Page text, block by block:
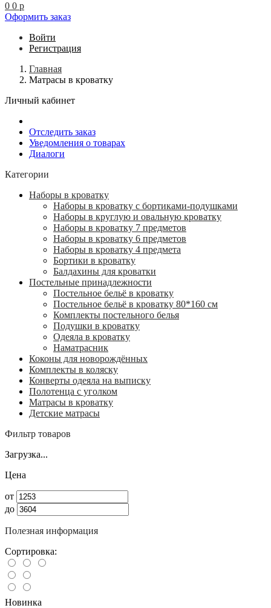
0 0 p
Оформить заказ
Войти
Регистрация
Главная
Матрасы в кроватку
Личный кабинет
Отследить заказ
Уведомления о товарах
Диалоги
Категории
Наборы в кроватку
Наборы в кроватку с бортиками-подушками
Наборы в круглую и овальную кроватку
Наборы в кроватку 7 предметов
Наборы в кроватку 6 предметов
Наборы в кроватку 4 предмета
Бортики в кроватку
Балдахины для кроватки
Постельные принадлежности
Постельное бельё в кроватку
Постельное бельё в кроватку 80*160 см
Комплекты постельного белья
Подушки в кроватку
Одеяла в кроватку
Наматрасник
Коконы для новорождённых
Комплекты в коляску
Конверты одеяла на выписку
Полотенца с уголком
Матрасы в кроватку
Детские матрасы
Фильтр товаров
Загрузка...
Цена
от
до
Полезная информация
Сортировка:
Новинка